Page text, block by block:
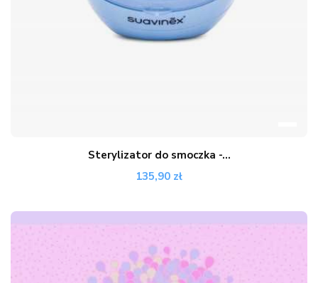
Sterylizator do smoczka -...
135,90 zł